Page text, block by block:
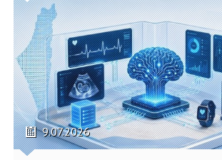
9.07.2026